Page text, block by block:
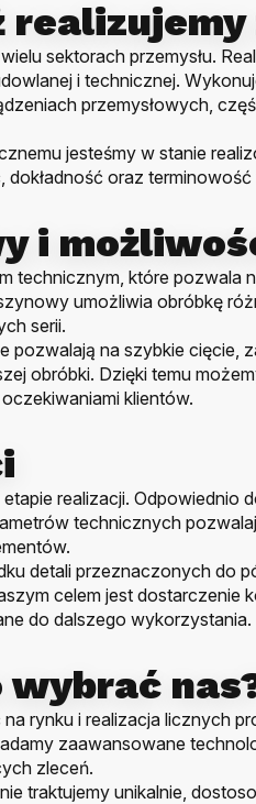
realizujemy
sektorach przemysłu.
i technicznej.
przemysłowych,
jesteśmy w stanie
oraz
i
technicznym, które pozwala
umożliwia obróbkę
serii.
na szybkie cięcie,
obróbki. Dzięki temu
klientów.
realizacji. Odpowiednio
technicznych
detali przeznaczonych do
celem jest dostarczenie
do dalszego wykorzystania.
rynku i realizacja licznych
zaawansowane
zleceń.
traktujemy unikalnie,